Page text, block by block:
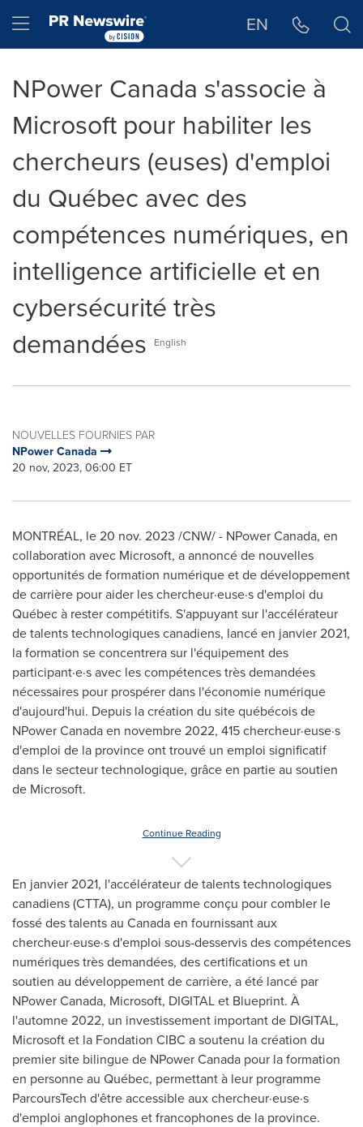
Hamburger menu EN
NPower Canada s'associe à
Microsoft pour habiliter les
chercheurs (euses) d'emploi
du Québec avec des
compétences numériques, en
intelligence artificielle et en
cybersécurité très
demandées
English
NOUVELLES FOURNIES PAR
NPower Canada
20 nov, 2023, 06:00 ET
MONTRÉAL, le20 nov. 2023 /CNW/ - NPower Canada, en
collaboration avec Microsoft, a annoncé de nouvelles
opportunités de formation numérique et de développement
de carrière pour aider les chercheur·euse·s d'emploi du
Québec à rester compétitifs. S'appuyant sur l'accélérateur
de talents technologiques canadiens, lancé en janvier 2021,
la formation se concentrera sur l'équipement des
participant·e·s avec les compétences très demandées
nécessaires pour prospérer dans l'économie numérique
d'aujourd'hui. Depuis lacréation du site québécois de
NPower Canada en novembre 2022, 415 chercheur·euse·s
d'emploi de la province ont trouvé un emploi significatif
dans le secteur technologique, grâce en partie au soutien
de Microsoft.
Continue Reading
En janvier 2021, l'accélérateur de talents technologiques
canadiens (CTTA), un programme conçu pour combler le
fossé des talents au Canadaen fournissant aux
chercheur·euse·s d'emploi sous-desservis des compétences
numériques très demandées, des certifications et un
soutien au développement de carrière, a été lancé par
NPower Canada, Microsoft, DIGITAL et Blueprint. À
l'automne 2022, un investissement important de DIGITAL,
Microsoft et la Fondation CIBC a soutenu la création du
premier site bilingue de NPower Canada pour la formation
en personne au Québec, permettant à leur programme
ParcoursTech d'être accessible aux chercheur·euse·s
d'emploi anglophones et francophones de la province.